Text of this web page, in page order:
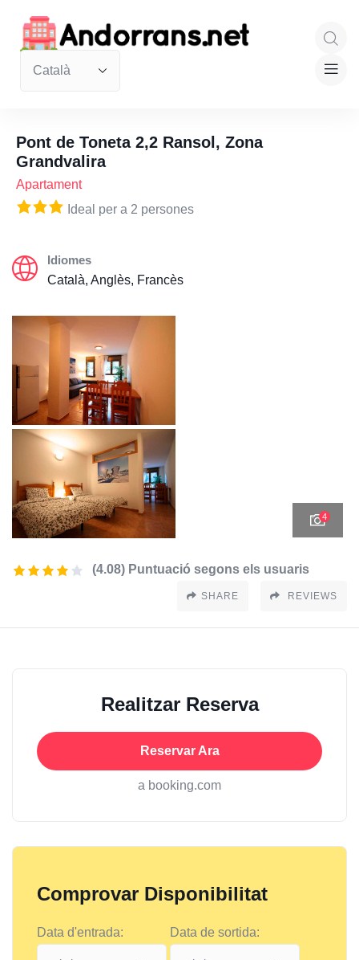
Pont de Toneta 2,2 Ransol, Zona
Grandvalira
Apartament
Ideal per a 2 persones
Idiomes
Català, Anglès, Francès
4
(4.08) Puntuació segons els usuaris
SHARE REVIEWS
Realitzar Reserva
Reservar Ara
a booking.com
Comprovar Disponibilitat
Data d'entrada: Data de sortida: